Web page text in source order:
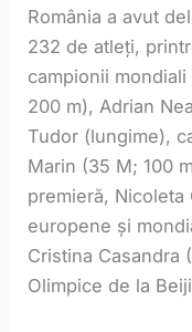
România a avut
232 de atleți,
campionii
200 m), Adrian
Tudor (lungime),
Marin (35 M; 100
premieră, Nicoleta
europene și
Cristina Casandra
Olimpice de la